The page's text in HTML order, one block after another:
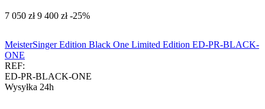
‍7 050‍ zł ‍9 400‍ zł -25%
MeisterSinger Edition Black One Limited Edition ED-PR-BLACK-
ONE
REF:
ED-PR-BLACK-ONE
Wysyłka 24h